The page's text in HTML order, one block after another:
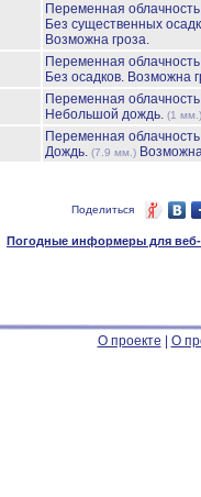
Переменная
Без существенных
Возможна гроза.
Переменная
Без осадков. Возможна
Переменная
Небольшой дождь. (1 мм.)
Переменная
Дождь. (7.9 мм.)
Поделиться
Погодные информеры для веб-
О проекте О